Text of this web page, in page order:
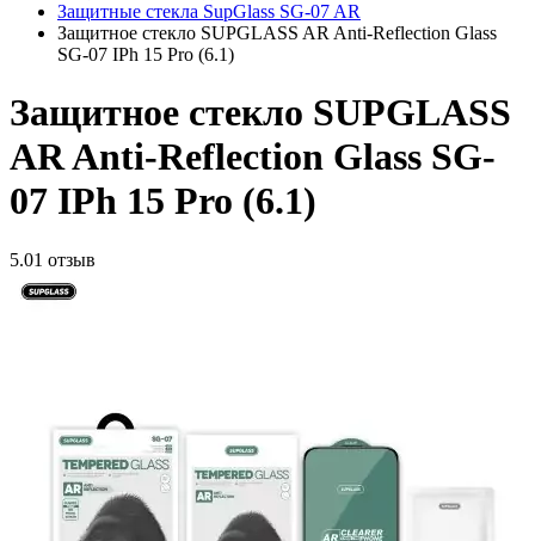
Защитные стекла SupGlass SG-07 AR
Защитное стекло SUPGLASS AR Anti-Reflection Glass
SG-07 IPh 15 Pro (6.1)
Защитное стекло SUPGLASS
AR Anti-Reflection Glass SG-
07 IPh 15 Pro (6.1)
5.01 отзыв